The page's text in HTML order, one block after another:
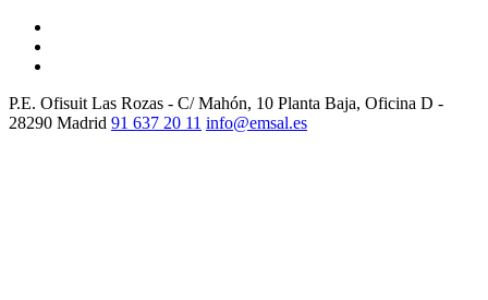
P.E. Ofisuit Las Rozas - C/ Mahón, 10 Planta Baja, Oficina D -
28290 Madrid 91 637 20 11 info@emsal.es